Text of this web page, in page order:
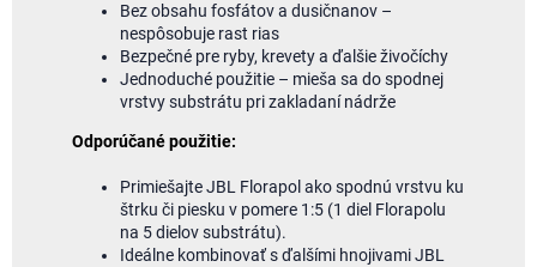
Bez obsahu fosfátov a dusičnanov –
nespôsobuje rast rias
Bezpečné pre ryby, krevety a ďalšie živočíchy
Jednoduché použitie – mieša sa do spodnej
vrstvy substrátu pri zakladaní nádrže
Odporúčané použitie:
Primiešajte JBL Florapol ako spodnú vrstvu ku
štrku či piesku v pomere 1:5 (1 diel Florapolu
na 5 dielov substrátu).
Ideálne kombinovať s ďalšími hnojivami JBL